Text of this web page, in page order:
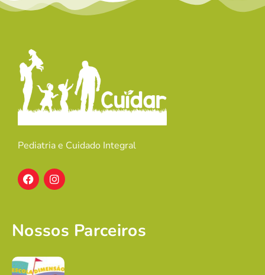
Pediatria e Cuidado Integral
Nossos Parceiros